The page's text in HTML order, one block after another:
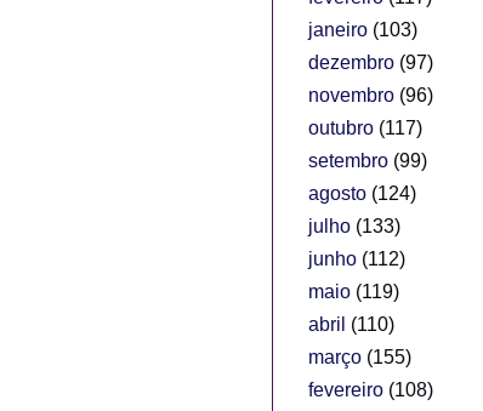
janeiro(103)
dezembro(97)
novembro(96)
outubro(117)
setembro(99)
agosto(124)
julho(133)
junho(112)
maio(119)
abril (110)
março(155)
fevereiro(108)